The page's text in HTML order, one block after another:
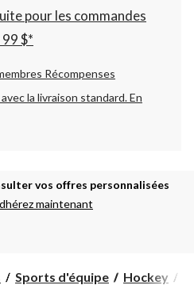
pour les commandes
$*
Récompenses
la livraison standard.En
vos offres personnalisées
maintenant
Sports d'équipe Hockey